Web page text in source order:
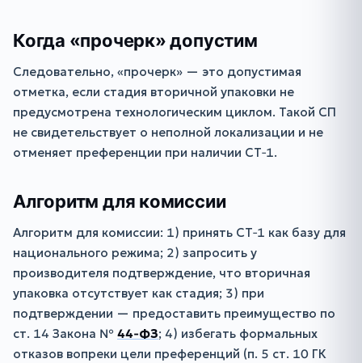
Когда «прочерк» допустим
Следовательно, «прочерк» — это допустимая
отметка, если стадия вторичной упаковки не
предусмотрена технологическим циклом. Такой СП
не свидетельствует о неполной локализации и не
отменяет преференции при наличии СТ‑1.
Алгоритм для комиссии
Алгоритм для комиссии: 1) принять СТ‑1 как базу для
национального режима; 2) запросить у
производителя подтверждение, что вторичная
упаковка отсутствует как стадия; 3) при
подтверждении — предоставить преимущество по
ст. 14 Закона № 44‑ФЗ; 4) избегать формальных
отказов вопреки цели преференций (п. 5 ст. 10 ГК